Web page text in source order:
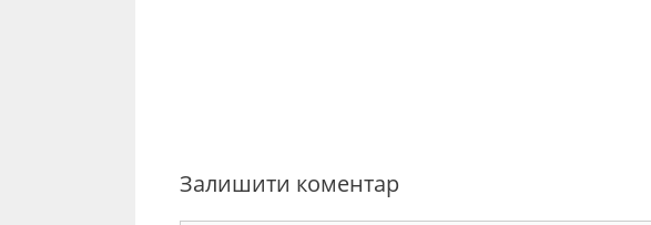
Залишити коментар